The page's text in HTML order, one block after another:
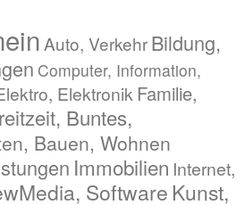
Auto, VerkehrBildung,
Computer, Information,
Elektronik Familie,
Buntes,
Bauen, Wohnen
Immobilien Internet,
SoftwareKunst,